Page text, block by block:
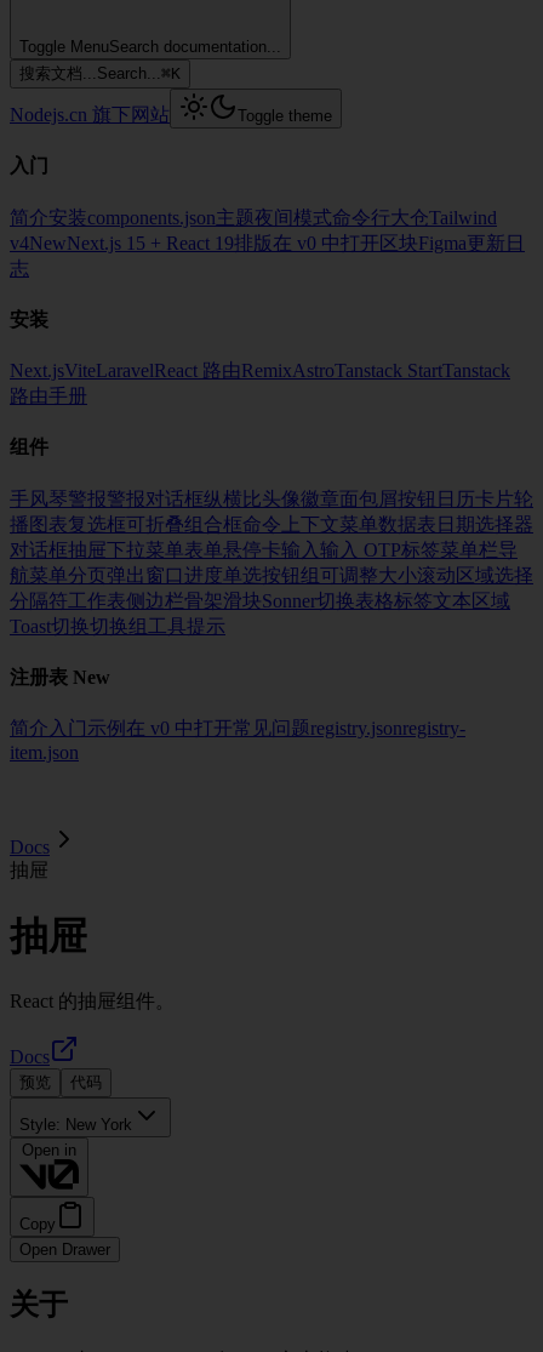
Toggle MenuSearch documentation...
搜索文档... Search... ⌘K
Nodejs.cn 旗下网站 Toggle theme
入门
简介安装components.json主题夜间模式命令行大仓Tailwind
v4NewNext.js 15 + React 19排版在 v0 中打开 区块Figma更新日
志
安装
Next.jsViteLaravelReact 路由RemixAstroTanstack StartTanstack
路由手册
组件
手风琴警报警报对话框纵横比头像徽章面包屑按钮 日历卡片轮
播 图表复选框可折叠组合框命令 上下文菜单数据表 日期选择器
对话框抽屉下拉菜单表单悬停卡输入 输入 OTP标签菜单栏导
航菜单分页弹出窗口进度单选按钮组 可调整大小滚动区域选择
分隔符工作表侧边栏骨架滑块Sonner切换表格标签文本区域
Toast切换切换组 工具提示
注册表 New
简介 入门 示例 在 v0 中打开常见问题registry.jsonregistry-
item.json
Docs
抽屉
抽屉
React 的抽屉组件。
Docs
预览 代码
Style: New York
Copy
Open Drawer
关于